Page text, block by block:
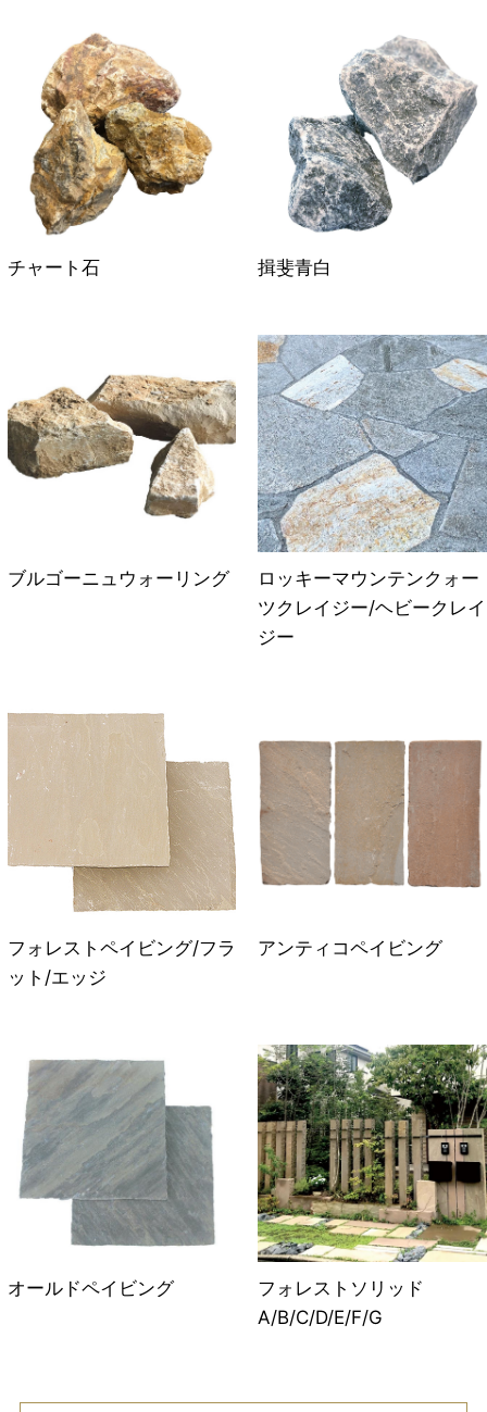
チャート石 揖斐青白
ブルゴーニュウォーリング
ロッキーマウンテンクォー
ツクレイジー/ヘビークレイ
ジー
フォレストペイビング/フラ
ット/エッジ
アンティコペイビング
オールドペイビング
フォレストソリッド
A/B/C/D/E/F/G